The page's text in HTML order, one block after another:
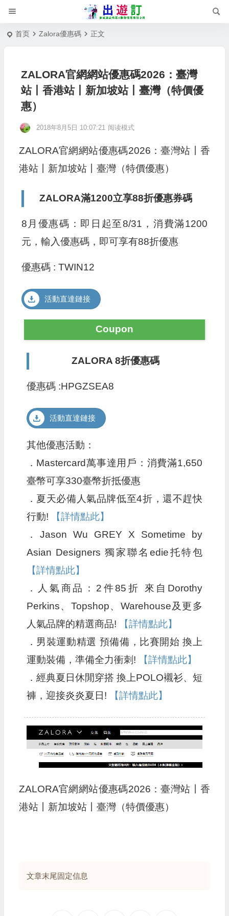
首页 Zalora優惠碼 正文
ZALORA官網網站優惠碼2026：臺灣
站丨香港站丨新加坡站丨臺灣（特價優
惠）
2018年8月5日 10:07:21 阅读模式
ZALORA官網網站優惠碼2026：臺灣站丨香
港站丨新加坡站丨臺灣（特價優惠）
ZALORA滿1200立享88折優惠券碼
8月優惠碼：即日起至8/31，消費滿1200
元，輸入優惠碼，即可享有88折優惠
優惠碼 : TWIN12
活動直達鏈接
Coupon
ZALORA 8折優惠碼
優惠碼 :HPGZSEA8
活動直達鏈接
其他優惠活動：
．Mastercard萬事達用戶：消費滿1,650
臺幣可享330臺幣折抵優惠
．夏天必備人氣品牌低至4折，還不趕快
行動!
【詳情點此】
．Jason Wu GREY X Sometime by
Asian Designers 獨家聯名edie托特包
【詳情點此】
．人氣商品：2件85折 來自Dorothy
Perkins、Topshop、Warehouse及更多
人氣品牌的精選商品!
【詳情點此】
．男裝運動精選 預備備，比賽開始 換上
運動裝備，準備全力衝刺!
【詳情點此】
．經典夏日休閒穿搭 換上POLO襯衫、短
褲，迎接炎炎夏日!
【詳情點此】
ZALORA官網網站優惠碼2026：臺灣站丨香
港站丨新加坡站丨臺灣（特價優惠）
文章末尾固定信息